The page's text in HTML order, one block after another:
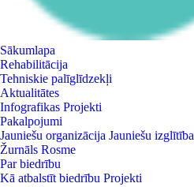
Sākumlapa
Rehabilitācija
Tehniskie palīglīdzekļi
Aktualitātes
Infografikas Projekti
Pakalpojumi
Jauniešu organizācija Jauniešu izglītība
Žurnāls Rosme
Par biedrību
Kā atbalstīt biedrību Projekti